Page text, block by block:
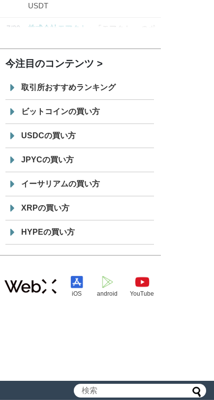
USDT
7/30
株式会社モアクト
「モアクト」 のポ
「 JPYC」を追加
19:30
てステーブルコイン「JPYSC」徹底解
説セミナーを開催
今注目のコンテンツ
取引所おすすめランキング
ビットコインの買い方
USDCの買い方
JPYCの買い方
イーサリアムの買い方
XRPの買い方
HYPEの買い方
iOS android YouTube